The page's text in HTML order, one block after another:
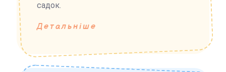
садок.
Детальніше